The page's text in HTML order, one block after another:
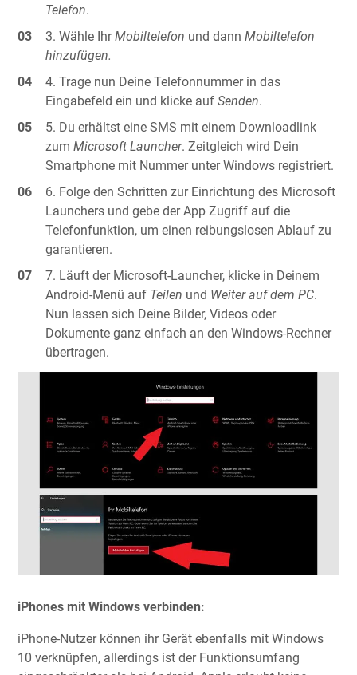
Telefon.
Wähle IhrMobiltelefon und dannMobiltelefon
hinzufügen.
Trage nun Deine Telefonnummer in das
Eingabefeld ein und klicke aufSenden.
Du erhältst eine SMS mit einem Downloadlink
zumMicrosoft Launcher. Zeitgleich wird Dein
Smartphone mit Nummer unter Windows registriert.
Folge den Schritten zur Einrichtung des Microsoft
Launchers und gebe der App Zugriff auf die
Telefonfunktion, um einen reibungslosen Ablauf zu
garantieren.
Läuft der Microsoft-Launcher, klicke in Deinem
Android-Menü auf Teilen und Weiter auf dem PC.
Nun lassen sich Deine Bilder, Videos oder
Dokumente ganz einfach an den Windows-Rechner
übertragen.
iPhones mit Windows verbinden:
iPhone-Nutzer können ihr Gerät ebenfalls mit Windows
10 verknüpfen, allerdings ist der Funktionsumfang